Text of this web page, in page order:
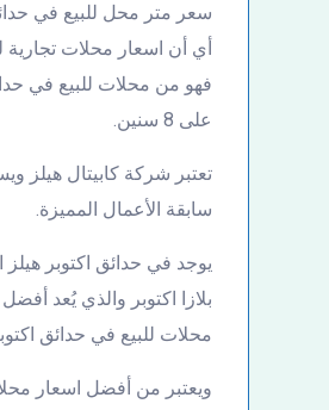
سعر متر محل للبيع في حدائق اكتوبر
أي أن اسعار محلات تجارية للبيع
على 8 سنين.
تعتبر شركة كابيتال هيلز
سابقة الأعمال المميزة.
يوجد في حدائق اكتوبر
بلازا اكتوبر والذي يُعد
محلات للبيع في حدائق اكتوبر هيلز
ويعتبر من أفضل اسعار